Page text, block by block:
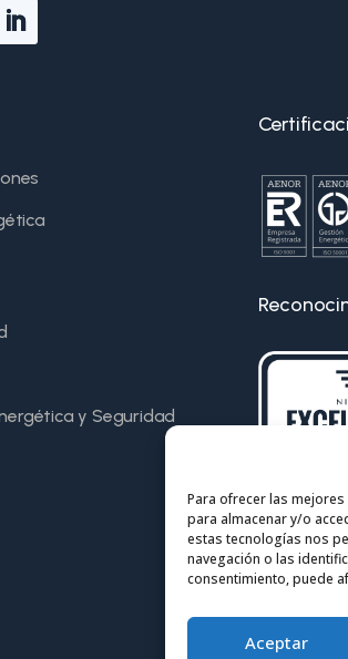
Para ofrecer las
para almacenar y/o
estas tecnologías nos
navegación o las
consentimiento, puede
Aceptar
y Seguridad